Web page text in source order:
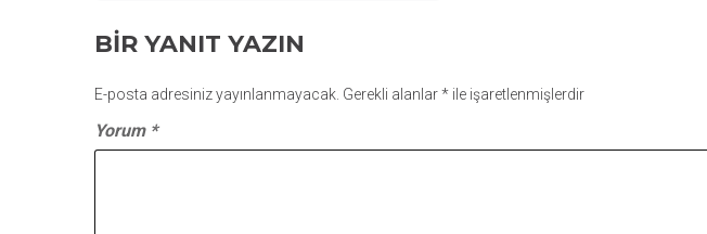
BIR YANIT YAZIN
E-posta adresiniz yayınlanmayacak. Gerekli alanlar* ile işaretlenmişlerdir
Yorum *